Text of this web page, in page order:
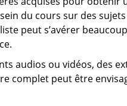
du cours sur des
peut s’avérer
audios ou vidéos, des
complet peut être